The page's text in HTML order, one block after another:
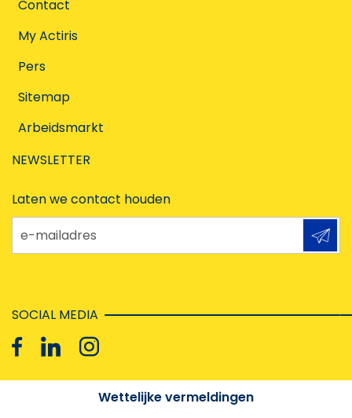
Contact
My Actiris
Pers
Sitemap
Arbeidsmarkt
NEWSLETTER
Laten we contact houden
e-mailadres
SOCIAL MEDIA
Wettelijke vermeldingen